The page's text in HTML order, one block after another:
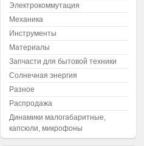
Электрокоммутация
Механика
Инструменты
Материалы
Запчасти для бытовой техники
Солнечная энергия
Разное
Распродажа
Динамики малогабаритные,
капсюли, микрофоны